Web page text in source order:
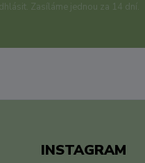
Zasíláme jednou za 14 dní.
INSTAGRAM